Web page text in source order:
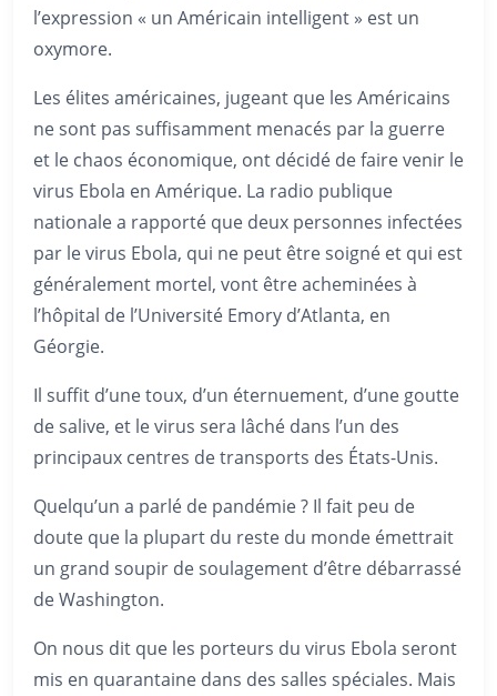
l’expression « un Américain intelligent » est un
oxymore.
Les élites américaines, jugeant que les Américains
ne sont pas suffisamment menacés par la guerre
et le chaos économique, ont décidé de faire venir le
virus Ebola en Amérique. La radio publique
nationale a rapporté que deux personnes infectées
par le virus Ebola, qui ne peut être soigné et qui est
généralement mortel, vont être acheminées à
l’hôpital de l’Université Emory d’Atlanta, en
Géorgie.
Il suffit d’une toux, d’un éternuement, d’une goutte
de salive, et le virus sera lâché dans l’un des
principaux centres de transports des États-Unis.
Quelqu’un a parlé de pandémie ? Il fait peu de
doute que la plupart du reste du monde émettrait
un grand soupir de soulagement d’être débarrassé
de Washington.
On nous dit que les porteurs du virus Ebola seront
mis en quarantaine dans des salles spéciales. Mais